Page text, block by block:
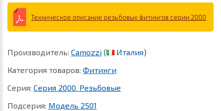
Техническое описание резьбовых фитингов серии 2000
Производитель: Camozzi (
Италия)
Категория товаров: Фитинги
Серия: Серия 2000. Резьбовые
Подсерия: Модель 2501